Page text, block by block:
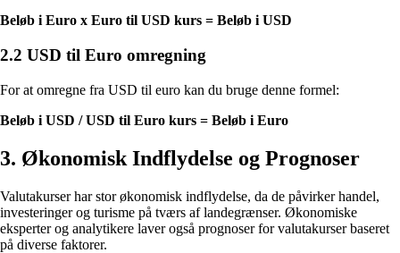
Beløb i Euro x Euro til USD kurs = Beløb i USD
2.2 USD til Euro omregning
For at omregne fra USD til euro kan du bruge denne formel:
Beløb i USD / USD til Euro kurs = Beløb i Euro
3. Økonomisk Indflydelse og Prognoser
Valutakurser har stor økonomisk indflydelse, da de påvirker handel,
investeringer og turisme på tværs af landegrænser. Økonomiske
eksperter og analytikere laver også prognoser for valutakurser baseret
på diverse faktorer.